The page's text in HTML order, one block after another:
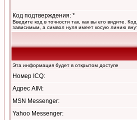
Код подтверждения: *
Введите код в точности так, как вы его видите.
зависимым, а символ нуля имеет косую линию
Эта информация будет в открытом доступе
Номер ICQ:
Адрес AIM:
MSN Messenger:
Yahoo Messenger: